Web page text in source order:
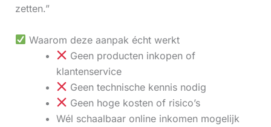
zetten.”
Waarom deze aanpak écht werkt
Geen producten inkopen of
klantenservice
Geen technische kennis nodig
Geen hoge kosten of risico’s
Wél schaalbaar online inkomen mogelijk